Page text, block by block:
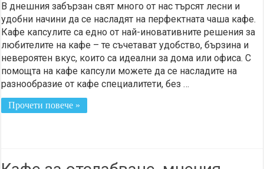
В днешния забързан свят много от нас търсят лесни и
удобни начини да се насладят на перфектната чаша кафе.
Кафе капсулите са едно от най-иновативните решения за
любителите на кафе – те съчетават удобство, бързина и
невероятен вкус, които са идеални за дома или офиса. С
помощта на кафе капсули можете да се насладите на
разнообразие от кафе специалитети, без …
Прочети повече »